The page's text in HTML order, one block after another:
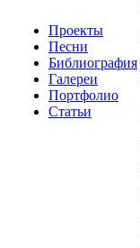
Проекты
Песни
Библиография
Галереи
Портфолио
Статьи